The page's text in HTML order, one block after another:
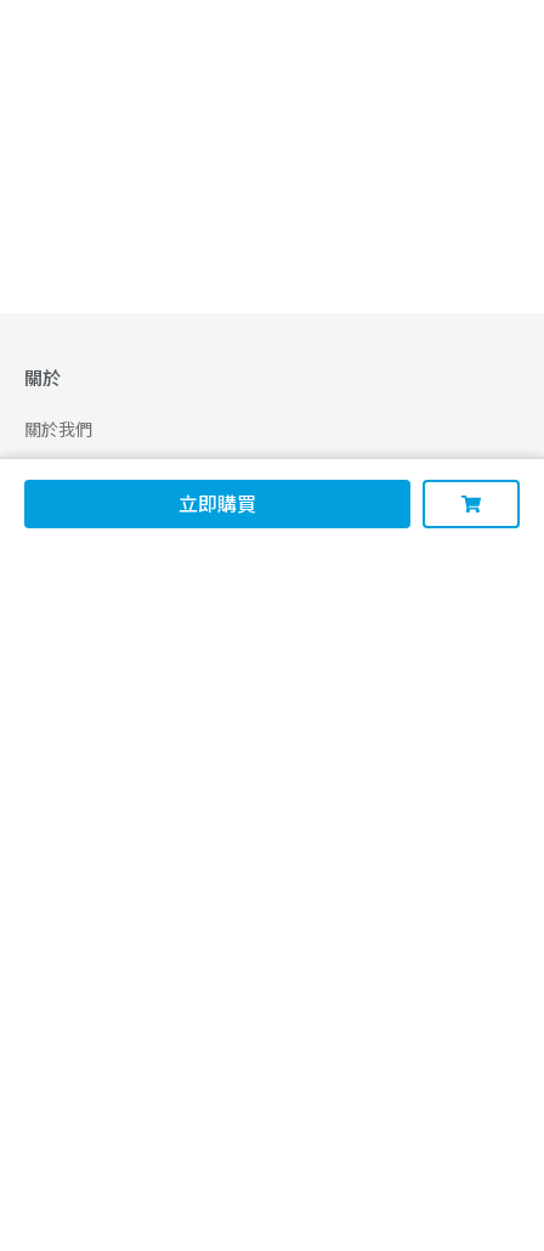
立即購買
關於
關於我們
合作申請